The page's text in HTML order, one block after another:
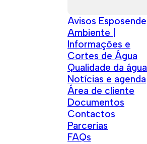
Avisos Esposende
Ambiente |
Informações e
Cortes de Água
Qualidade da água
Notícias e agenda
Área de cliente
Documentos
Contactos
Parcerias
FAQs